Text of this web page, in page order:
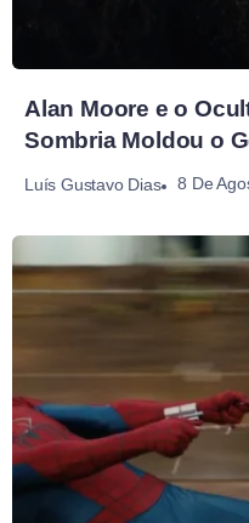
Alan Moore e o
Sombria Moldou o
Luís Gustavo Dias 8 De